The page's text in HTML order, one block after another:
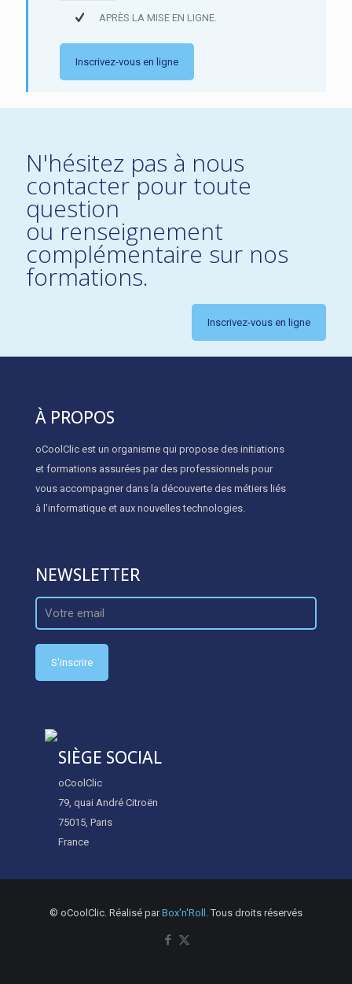
APRÈS LA MISE EN LIGNE.
Inscrivez-vous en ligne
N'hésitez pas à nous
contacter pour toute
question
ou renseignement
complémentaire sur nos
formations.
Inscrivez-vous en ligne
À PROPOS
oCoolClic est un organisme qui propose des initiations
et formations assurées par des professionnels pour
vous accompagner dans la découverte des métiers liés
à l'informatique et aux nouvelles technologies.
NEWSLETTER
SIÈGE SOCIAL
oCoolClic
79, quai André Citroën
75015, Paris
France
© oCoolClic. Réalisé parBox'n'Roll . Tous droits réservés